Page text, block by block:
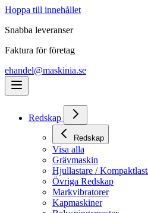
Hoppa till innehållet
Snabba leveranser
Faktura för företag
ehandel@maskinia.se
Redskap
Redskap
Visa alla
Grävmaskin
Hjullastare /
Övriga Redskap
Markvibratorer
Kapmaskiner